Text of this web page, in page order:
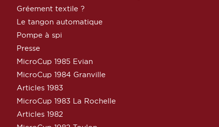
Gréement textile ?
Le tangon automatique
Pompe à spi
Presse
MicroCup 1985 Evian
MicroCup 1984 Granville
Articles 1983
MicroCup 1983 La Rochelle
Articles 1982